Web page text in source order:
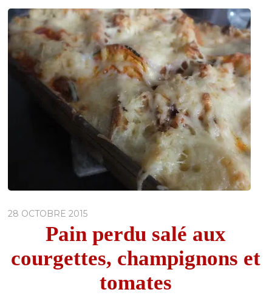
28 OCTOBRE 2015
Pain perdu salé aux
courgettes, champignons et
tomates